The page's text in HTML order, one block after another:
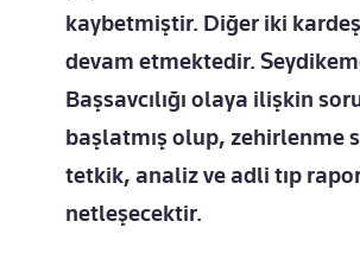
kaybetmiştir. Diğer iki
devam etmektedir.
Başsavcılığı olaya ilişkin
başlatmış olup, zehirlenme
tetkik, analiz ve adli tıp
netleşecektir.